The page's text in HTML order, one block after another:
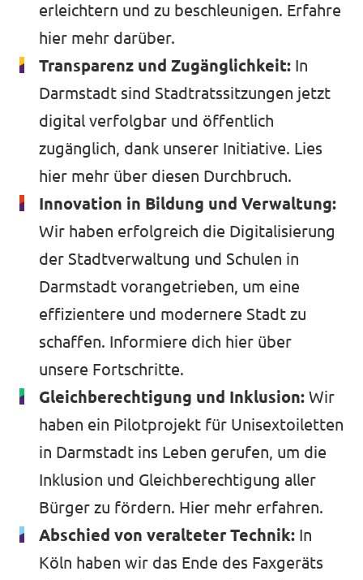
erleichtern und zu beschleunigen. Erfahre
hier mehr darüber.
Transparenz und Zugänglichkeit: In
Darmstadt sind Stadtratssitzungen jetzt
digital verfolgbar und öffentlich
zugänglich, dank unserer Initiative. Lies
hier mehr über diesen Durchbruch.
Innovation in Bildung und Verwaltung:
Wir haben erfolgreich die Digitalisierung
der Stadtverwaltung und Schulen in
Darmstadt vorangetrieben, um eine
effizientere und modernere Stadt zu
schaffen. Informiere dich hier über
unsere Fortschritte.
Gleichberechtigung und Inklusion: Wir
haben ein Pilotprojekt für Unisextoiletten
in Darmstadt ins Leben gerufen, um die
Inklusion und Gleichberechtigung aller
Bürger zu fördern. Hier mehr erfahren.
Abschied von veralteter Technik: In
Köln haben wir das Ende des Faxgeräts